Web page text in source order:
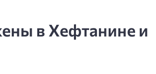
в Хефтанине и